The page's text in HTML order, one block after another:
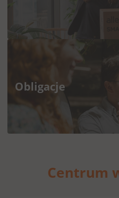
Obligacje
Centrum